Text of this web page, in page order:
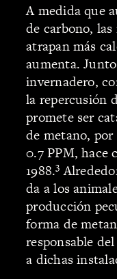
A medida que
de carbono, las
atrapan más
aumenta.
invernadero,
la repercusión
promete ser
de metano,
0.7 PPM, hace
1988.3
da a los
producción
forma de
responsable
a dichas